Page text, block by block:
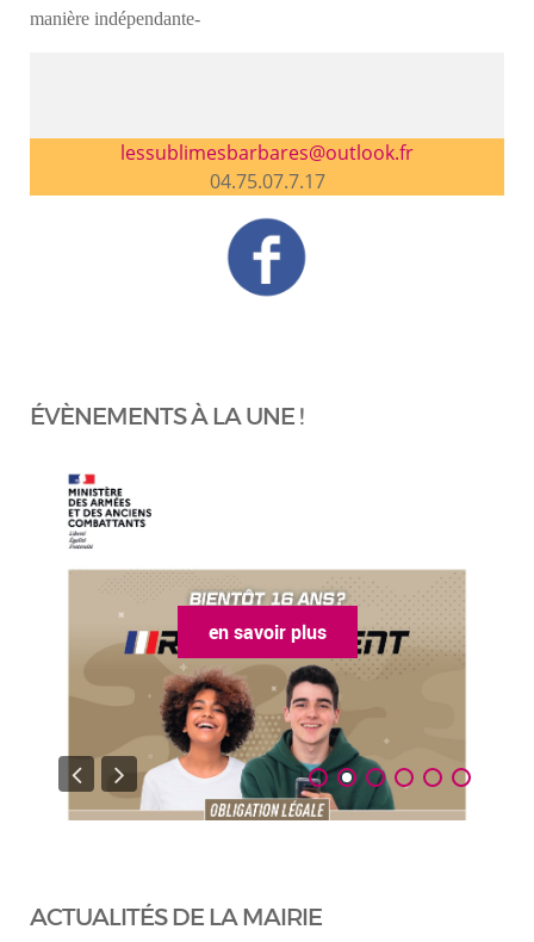
manière indépendante-
lessublimesbarbares@outlook.fr
04.75.07.7.17
ÉVÈNEMENTS À LA UNE !
en savoir plus
ACTUALITÉS DE LA MAIRIE